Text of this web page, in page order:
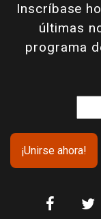
Inscríbase
últimas
programa